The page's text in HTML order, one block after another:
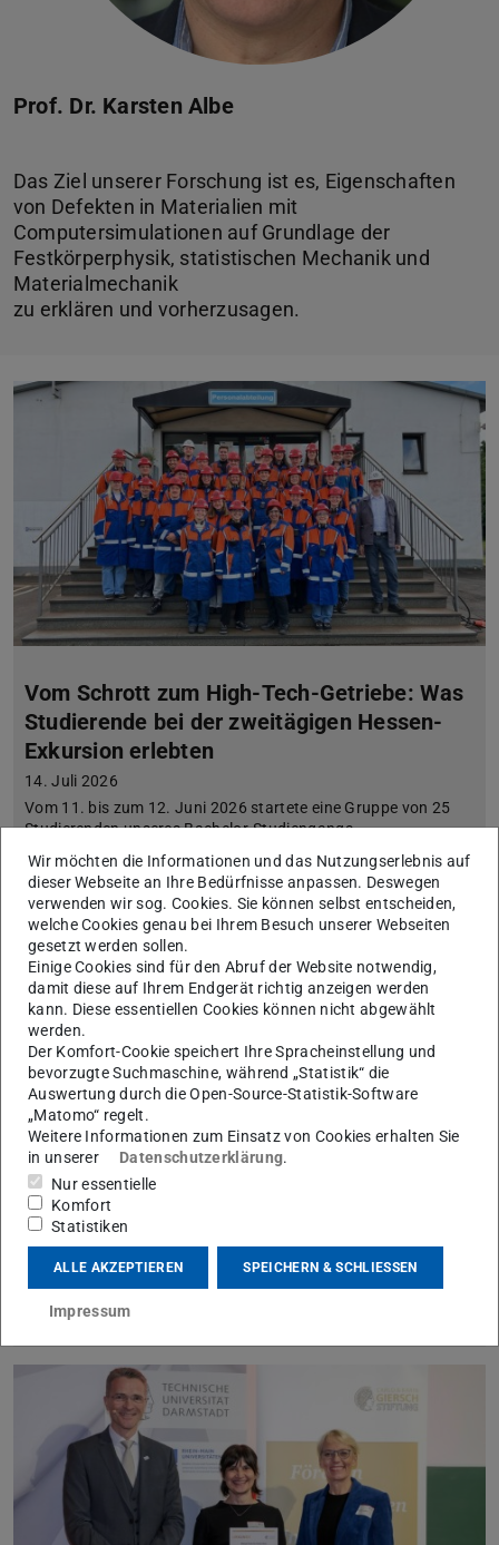
Prof. Dr. Karsten Albe
Das Ziel unserer Forschung ist es, Eigenschaften
von Defekten in Materialien mit
Computersimulationen auf Grundlage der
Festkörperphysik, statistischen Mechanik und
Materialmechanik
Vom Schrott zum High-Tech-Getriebe: Was
Studierende bei der zweitägigen Hessen-
Exkursion erlebten
14. Juli 2026
Vom 11. bis zum 12. Juni 2026 startete eine Gruppe von 25
Studierenden unseres Bachelor-Studiengangs
Influence of donor and acceptor doping on
conductivity in potassium niobate
30. Januar 2026
Wir möchten die Informationen und das Nutzungserlebnis auf
dieser Webseite an Ihre Bedürfnisse anpassen. Deswegen
verwenden wir sog. Cookies. Sie können selbst entscheiden,
welche Cookies genau bei Ihrem Besuch unserer Webseiten
gesetzt werden sollen.
Einige Cookies sind für den Abruf der Website notwendig,
damit diese auf Ihrem Endgerät richtig anzeigen werden
kann. Diese essentiellen Cookies können nicht abgewählt
werden.
Der Komfort-Cookie speichert Ihre Spracheinstellung und
bevorzugte Suchmaschine, während „Statistik“ die
Auswertung durch die Open-Source-Statistik-Software
„Matomo“ regelt.
Weitere Informationen zum Einsatz von Cookies erhalten Sie
in unserer
Datenschutzerklärung.
Nur essentielle
Komfort
Statistiken
ALLE AKZEPTIEREN SPEICHERN & SCHLIESSEN
Impressum